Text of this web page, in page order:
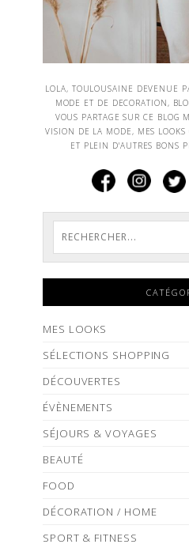
LOLA, TOULOUSAINE DEVENUE
MODE ET DE DECORATION,
VOUS PARTAGE SUR CE BLOG
VISION DE LA MODE, MES LOOKS
ET PLEIN D'AUTRES BONS
MES LOOKS
SÉLECTIONS SHOPPING
DÉCOUVERTES
ÉVÈNEMENTS
SÉJOURS & VOYAGES
BEAUTÉ
FOOD
DÉCORATION / HOME
SPORT & FITNESS